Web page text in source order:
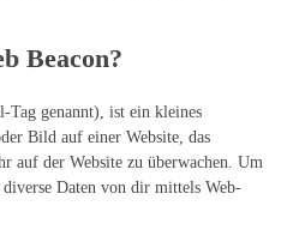
Beacon?
Tag genannt), ist ein kleines
Bild auf einer Website, das
auf der Website zu überwachen. Um
Daten von dir mittels Web-